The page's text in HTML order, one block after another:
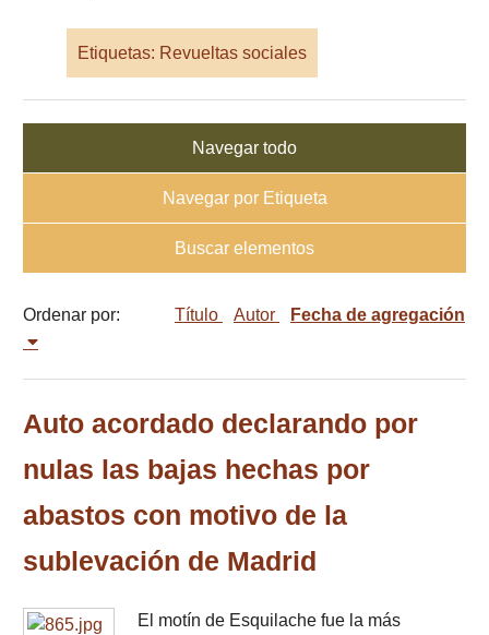
Etiquetas: Revueltas sociales
Navegar todo
Navegar por Etiqueta
Buscar elementos
Ordenar por: Título Autor Fecha de agregación
Auto acordado declarando por
nulas las bajas hechas por
abastos con motivo de la
sublevación de Madrid
El motín de Esquilache fue la más